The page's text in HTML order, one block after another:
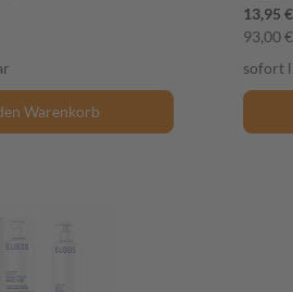
Warenkorb
13,95 €
93,00
sofort